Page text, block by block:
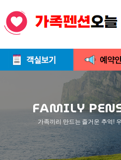
FAMILY
가족끼리 만드는 즐거운 추억!